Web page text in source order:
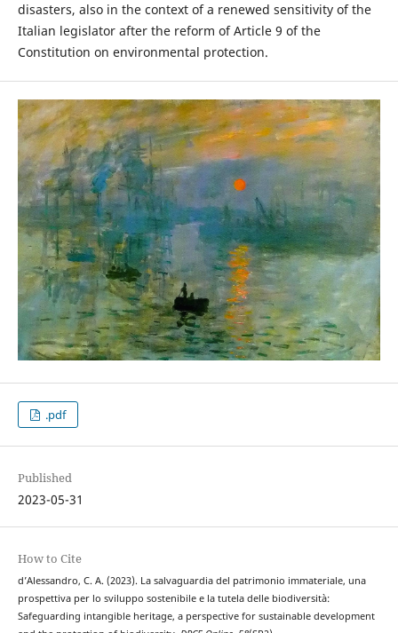
disasters, also in the context of a renewed sensitivity of the
Italian legislator after the reform of Article 9 of the
Constitution on environmental protection.
.pdf
Published
2023-05-31
How to Cite
d’Alessandro, C. A. (2023). La salvaguardia del patrimonio immateriale, una
prospettiva per lo sviluppo sostenibile e la tutela delle biodiversità:
Safeguarding intangible heritage, a perspective for sustainable development